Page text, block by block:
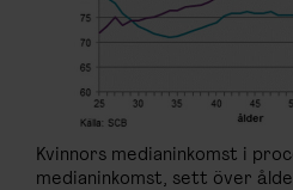
KONTAKTA F&F
SKRIV I F&F
PRENUMERERA PÅ F&F
Kvinnors medianinkomst i
medianinkomst, sett över